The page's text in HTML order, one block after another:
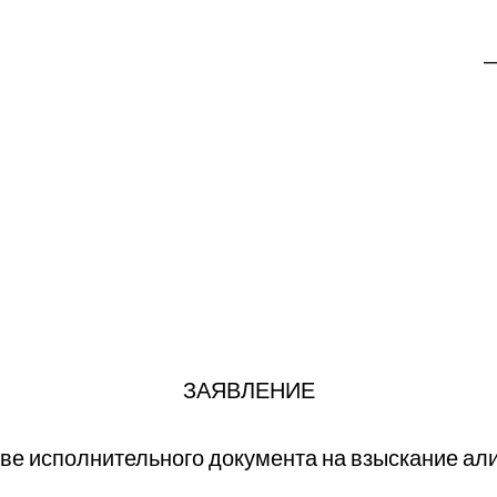
ЗАЯВЛЕНИЕ
исполнительного документа на взыскание